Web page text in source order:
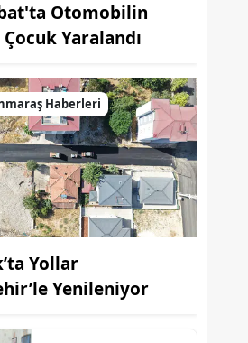
Otomobilin
Çocuk Yaralandı
Haberleri
Yollar
Yenileniyor